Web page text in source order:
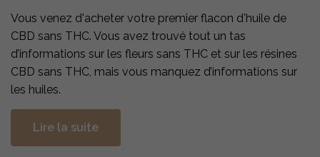
Vous venez d'acheter votre premier flacon d'huile de
CBD sans THC. Vous avez trouvé tout un tas
d’informations sur les fleurs sans THC et sur les résines
CBD sans THC, mais vous manquez d’informations sur
les huiles.
Lire la suite